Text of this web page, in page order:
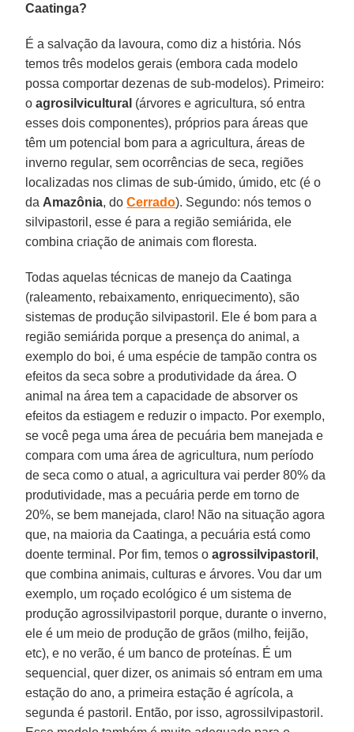
Caatinga?
É a salvação da lavoura, como diz a história. Nós
temos três modelos gerais (embora cada modelo
possa comportar dezenas de sub-modelos). Primeiro:
oagrosilvicultural (árvores e agricultura, só entra
esses dois componentes), próprios para áreas que
têm um potencial bom para a agricultura, áreas de
inverno regular, sem ocorrências de seca, regiões
localizadas nos climas de sub-úmido, úmido, etc (é o
da Amazônia, doCerrado). Segundo: nós temos o
silvipastoril, esse é para a região semiárida, ele
combina criação de animais com floresta.
Todas aquelas técnicas de manejo da Caatinga
(raleamento, rebaixamento, enriquecimento), são
sistemas de produção silvipastoril. Ele é bom para a
região semiárida porque a presença do animal, a
exemplo do boi, é uma espécie de tampão contra os
efeitos da seca sobre a produtividade da área. O
animal na área tem a capacidade de absorver os
efeitos da estiagem e reduzir o impacto. Por exemplo,
se você pega uma área de pecuária bem manejada e
compara com uma área de agricultura, num período
de seca como o atual, a agricultura vai perder 80% da
produtividade, mas a pecuária perde em torno de
20%, se bem manejada, claro! Não na situação agora
que, na maioria da Caatinga, a pecuária está como
doente terminal. Por fim, temos oagrossilvipastoril ,
que combina animais, culturas e árvores. Vou dar um
exemplo, um roçado ecológico é um sistema de
produção agrossilvipastoril porque, durante o inverno,
ele é um meio de produção de grãos (milho, feijão,
etc), e no verão, é um banco de proteínas. É um
sequencial, quer dizer, os animais só entram em uma
estação do ano, a primeira estação é agrícola, a
segunda é pastoril. Então, por isso, agrossilvipastoril.